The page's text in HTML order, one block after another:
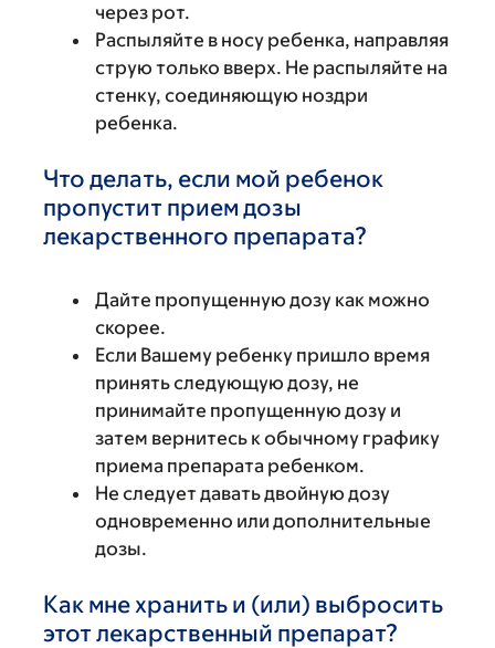
через рот.
Распыляйте в носу ребенка, направляя
струю только вверх. Не распыляйте на
стенку, соединяющую ноздри
ребенка.
Что делать, если мой ребенок
пропустит прием дозы
лекарственного препарата?
Дайте пропущенную дозу как можно
скорее.
Если Вашему ребенку пришло время
принять следующую дозу, не
принимайте пропущенную дозу и
затем вернитесь к обычному графику
приема препарата ребенком.
Не следует давать двойную дозу
одновременно или дополнительные
дозы.
Как мне хранить и (или) выбросить
этот лекарственный препарат?